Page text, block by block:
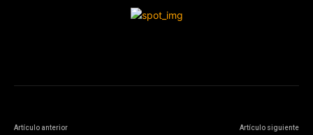
Artículo anterior Artículo siguiente